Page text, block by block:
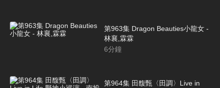
第963集 Dragon Beauties小龍女 -
林襄,霖霖
6分鐘
第964集 田馥甄〈田調〉Live in